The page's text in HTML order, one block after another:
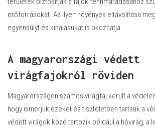
erőforrásokat. Az ilyen növények eltávolítása
egyensúlyt és kihalásukat is okozhatja.
A magyarországi védett
virágfajokról röviden
Magyarországon számos virágfaj került a
hogy ismerjük ezeket és tiszteletben tartsuk a
védett virágok közé tartozik például a hóvirág, a